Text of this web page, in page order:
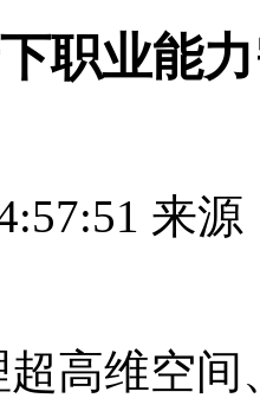
职业能
来
高维空间